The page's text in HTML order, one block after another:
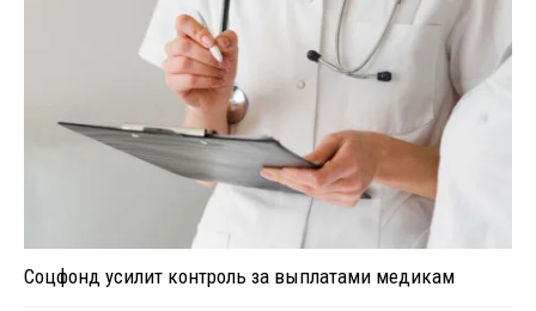
Соцфонд усилит контроль за выплатами медикам